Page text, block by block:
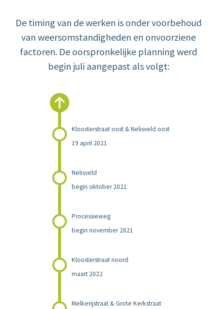
De timing van de werken is onder voorbehoud
van weersomstandigheden en onvoorziene
factoren. De oorspronkelijke planning werd
begin juli aangepast als volgt:
Kloosterstraat oost & Nelisveld oost
19 april 2021
Nelisveld
begin oktober 2021
Processieweg
begin november 2021
Kloosterstraat noord
maart 2022
Melkerijstraat & Grote Kerkstraat